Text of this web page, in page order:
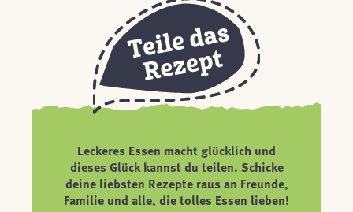
Leckeres Essen macht glücklich und
dieses Glück kannst du teilen. Schicke
deine liebsten Rezepte raus an Freunde,
Familie und alle, die tolles Essen lieben!